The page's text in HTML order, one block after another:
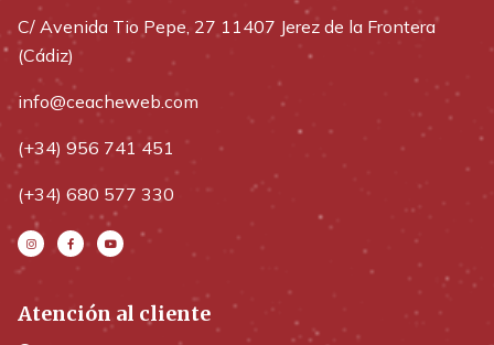
C/ Avenida Tio Pepe, 27 11407 Jerez de la Frontera
(Cádiz)
info@ceacheweb.com
(+34) 956 741 451
(+34) 680 577 330
Atención al cliente